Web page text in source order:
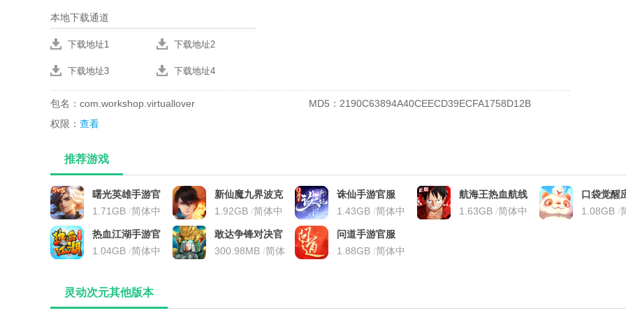
本地下载通道
下载地址1 下载地址2
下载地址3 下载地址4
包名：com.workshop.virtuallover
MD5：2190C63894A40CEECD39ECFA1758D12B
权限： 查看
推荐游戏
曙光英雄手游官
方最新版
1.71GB /简体中
文
新仙魔九界波克
城市官方正版
1.92GB /简体中
文
诛仙手游官服
1.43GB /简体中
文
航海王热血航线
官服
1.63GB /简体中
口袋觉醒
版本
1.08GB /
热血江湖手游官
方正版
1.04GB /简体中
敢达争锋对决官
服
300.98MB /简体
问道手游官服
1.88GB /简体中
灵动次元其他版本